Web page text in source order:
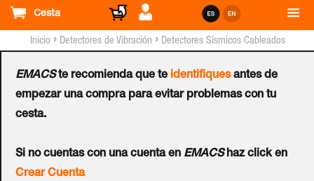
Cesta
EMACSte recomienda que te identifiquesantes de
empezar una compra para evitar problemas con tu
cesta.
Si no cuentas con una cuenta en EMACShaz click en
Crear Cuenta
Inicio › Detectores de Vibración › Detectores Sísmicos Cableados
Kit de Configuración
UTC™ para Detectores
Sísmicos